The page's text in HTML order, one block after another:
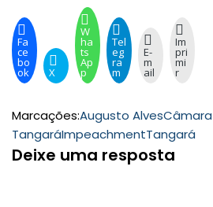
Fa
ce
bo
ok X
W
ha
ts
Ap
p
Tel
eg
ra
m
E-
m
ail
Im
pri
mi
r
Marcações:Augusto Alves
TangaráImpeachmentTangará
Deixe uma resposta